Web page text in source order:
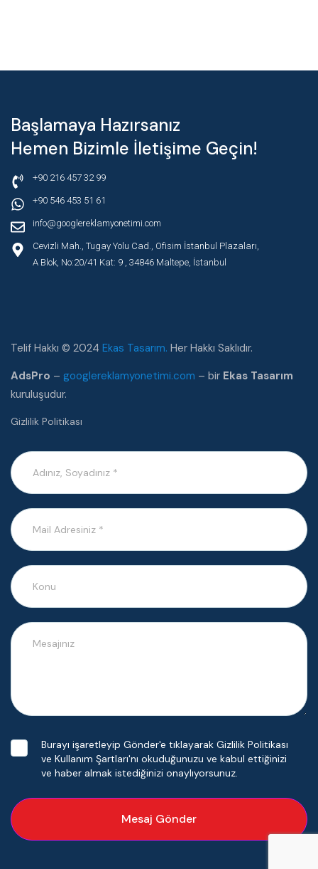
Başlamaya Hazırsanız
Hemen Bizimle İletişime Geçin!
+90 216 457 32 99
+90 546 453 51 61
info@googlereklamyonetimi.com
Cevizli Mah., Tugay Yolu Cad., Ofisim İstanbul Plazaları,
A Blok, No:20/41 Kat: 9 , 34846 Maltepe, İstanbul
Telif Hakkı © 2024 Ekas Tasarım. Her Hakkı Saklıdır.
AdsPro – googlereklamyonetimi.com – bir Ekas Tasarım
kuruluşudur.
Gizlilik Politikası
Burayı işaretleyip Gönder'e tıklayarak Gizlilik Politikası
ve Kullanım Şartları'nı okuduğunuzu ve kabul ettiğinizi
ve haber almak istediğinizi onaylıyorsunuz.
Mesaj Gönder